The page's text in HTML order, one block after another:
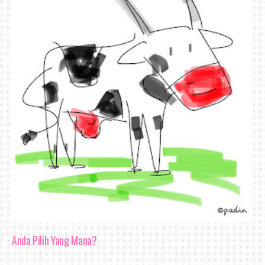
Justeru, dalam apa jua bentuk
fokus dan memberi sepenuh tumpuan
melakukan kesilapan. Baik di
mahupun di ruangan sosial - internet,
mengamalkan konsep komunikasi berkesan.
Aku juga kadang - kadang berasa geram
melakukan apa yang di suruh, seolah -
yang di keluarkan sebelumnya. Adakah
Anda Pilih Yang Mana?